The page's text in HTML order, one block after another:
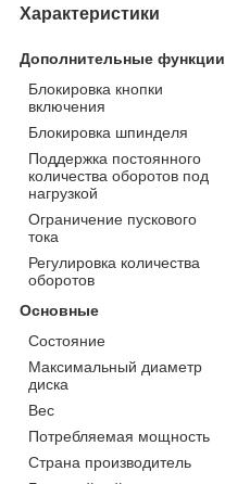
Характеристики
Дополнительные функции
Блокировка кнопки
включения
Блокировка шпинделя
Поддержка постоянного
количества оборотов под
нагрузкой
Ограничение пускового
тока
Регулировка количества
оборотов
Основные
Состояние
Максимальный диаметр
диска
Вес
Потребляемая мощность
Страна производитель